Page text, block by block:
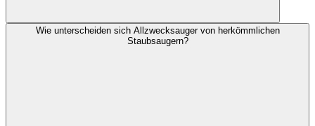
Wie unterscheiden sich Allzwecksauger von herkömmlichen
Staubsaugern?